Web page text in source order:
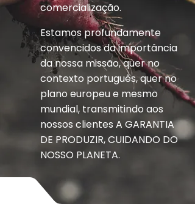
comercialização.
Estamos profundamente
convencidos da importância
da nossa missão, quer no
contexto português, quer no
plano europeu e mesmo
mundial, transmitindo aos
nossos clientes A GARANTIA
DE PRODUZIR, CUIDANDO DO
NOSSO PLANETA.